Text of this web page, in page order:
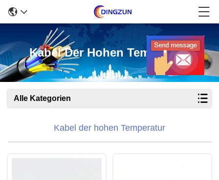
Kabel Der Hohen Temperatur
Alle Kategorien
Kabel der hohen Temperatur